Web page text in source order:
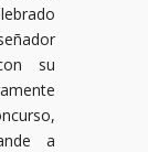
su
a